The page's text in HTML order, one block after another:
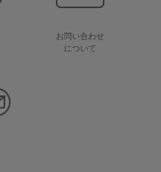
お問い合わせ
について